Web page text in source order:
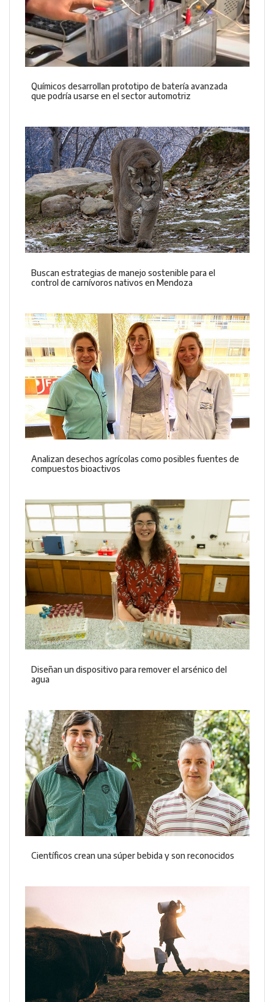
Químicos desarrollan prototipo de batería avanzada
que podría usarse en el sector automotriz
Buscan estrategias de manejo sostenible para el
control de carnívoros nativos en Mendoza
Analizan desechos agrícolas como posibles fuentes de
compuestos bioactivos
Diseñan un dispositivo para remover el arsénico del
agua
Científicos crean una súper bebida y son reconocidos